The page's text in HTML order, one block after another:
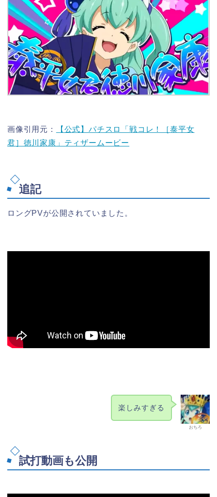
画像引用元：
【公式】パチスロ「戦コレ！［泰平女
君］徳川家康」ティザームービー
追記
ロングPVが公開されていました。
おちろ
楽しみすぎる
試打動画も公開